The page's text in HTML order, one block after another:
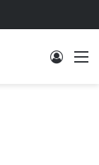
Log In